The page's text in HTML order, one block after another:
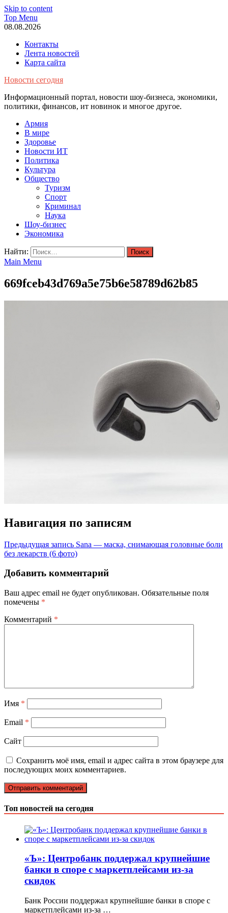
Skip to content
Top Menu
08.08.2026
Контакты
Лента новостей
Карта сайта
Новости сегодня
Информационный портал, новости шоу-бизнеса, экономики,
политики, финансов, ит новинок и многое другое.
Армия
В мире
Здоровье
Новости ИТ
Политика
Культура
Общество
Туризм
Спорт
Криминал
Наука
Шоу-бизнес
Экономика
Найти:
Main Menu
669fceb43d769a5e75b6e58789d62b85
Навигация по записям
Предыдущая запись Sana — маска, снимающая головные боли
без лекарств (6 фото)
Добавить комментарий
Ваш адрес email не будет опубликован. Обязательные поля
помечены *
Комментарий *
Имя *
Email *
Сайт
Сохранить моё имя, email и адрес сайта в этом браузере для
последующих моих комментариев.
Топ новостей на сегодня
«Ъ»: Центробанк поддержал крупнейшие
банки в споре с маркетплейсами из-за
скидок
Банк России поддержал крупнейшие банки в споре с
маркетплейсами из-за …